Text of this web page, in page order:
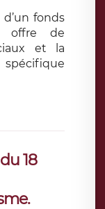
fonds
offre de
et la
18